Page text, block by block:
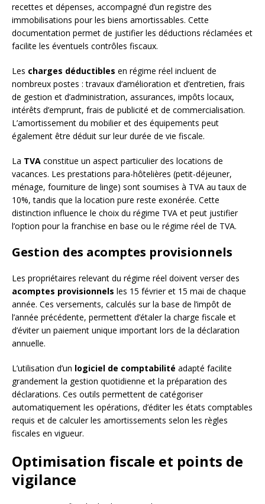
recettes et dépenses, accompagné d’un registre des
immobilisations pour les biens amortissables. Cette
documentation permet de justifier les déductions réclamées et
facilite les éventuels contrôles fiscaux.
Les charges déductibles en régime réel incluent de
nombreux postes : travaux d’amélioration et d’entretien, frais
de gestion et d’administration, assurances, impôts locaux,
intérêts d’emprunt, frais de publicité et de commercialisation.
L’amortissement du mobilier et des équipements peut
également être déduit sur leur durée de vie fiscale.
La TVA constitue un aspect particulier des locations de
vacances. Les prestations para-hôtelières (petit-déjeuner,
ménage, fourniture de linge) sont soumises à TVA au taux de
10%, tandis que la location pure reste exonérée. Cette
distinction influence le choix du régime TVA et peut justifier
l’option pour la franchise en base ou le régime réel de TVA.
Gestion des acomptes provisionnels
Les propriétaires relevant du régime réel doivent verser des
acomptes provisionnels les 15 février et 15 mai de chaque
année. Ces versements, calculés sur la base de l’impôt de
l’année précédente, permettent d’étaler la charge fiscale et
d’éviter un paiement unique important lors de la déclaration
annuelle.
L’utilisation d’un logiciel de comptabilité adapté facilite
grandement la gestion quotidienne et la préparation des
déclarations. Ces outils permettent de catégoriser
automatiquement les opérations, d’éditer les états comptables
requis et de calculer les amortissements selon les règles
fiscales en vigueur.
Optimisation fiscale et points de
vigilance